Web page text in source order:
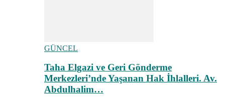
GÜNCEL
Taha Elgazi ve Geri Gönderme
Merkezleri’nde Yaşanan Hak İhlalleri. Av.
Abdulhalim…